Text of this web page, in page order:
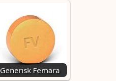
Generisk Femara